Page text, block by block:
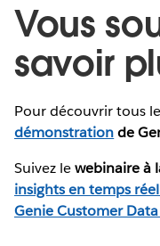
Vous
savoir
Pour découvrir tous
démonstrationde
Suivez lewebinaire à
insights en temps
Genie Customer